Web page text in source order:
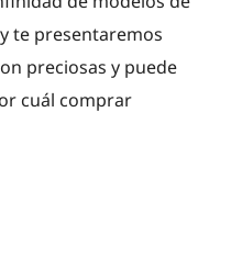
te presentaremos
preciosas y puede
cuál comprar